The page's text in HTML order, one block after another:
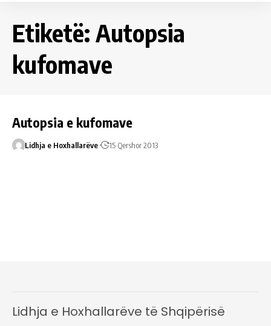
Etiketë: Autopsia
kufomave
Autopsia e kufomave
Lidhja e Hoxhallarëve 15 Qershor 2013
Lidhja e Hoxhallarëve të Shqipërisë